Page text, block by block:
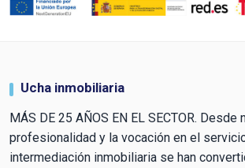
Ucha inmobiliaria
MÁS DE 25 AÑOS EN EL SECTOR.
profesionalidad y la vocación en el
intermediación inmobiliaria se han